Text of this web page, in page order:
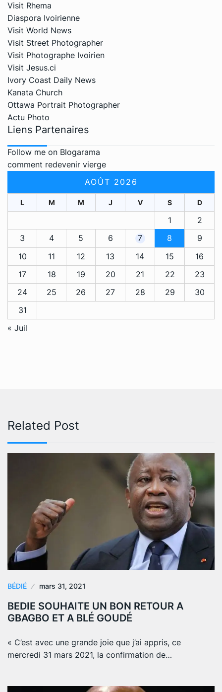
Visit Rhema
Diaspora Ivoirienne
Visit World News
Visit Street Photographer
Visit Photographe Ivoirien
Visit Jesus.ci
Ivory Coast Daily News
Kanata Church
Ottawa Portrait Photographer
Actu Photo
Liens Partenaires
Follow me on Blogarama
comment redevenir vierge
AOÛT 2026
L M M J V S D
1
2
3
4 5 6 7 8
9
10
11 12 13 14 15
16
17
18 19 20 21 22
23
24
25 26 27 28 29
30
31
« Juil
Related Post
BÉDIÉ mars 31, 2021
BEDIE SOUHAITE UN BON RETOUR A
GBAGBO ET A BLÉ GOUDÉ
« C’est avec une grande joie que j’ai appris, ce
mercredi 31 mars 2021, la confirmation de…